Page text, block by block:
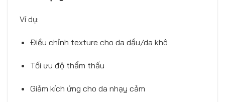
Ví dụ:
Điều chỉnh texture cho da dầu/da khô
Tối ưu độ thẩm thấu
Giảm kích ứng cho da nhạy cảm